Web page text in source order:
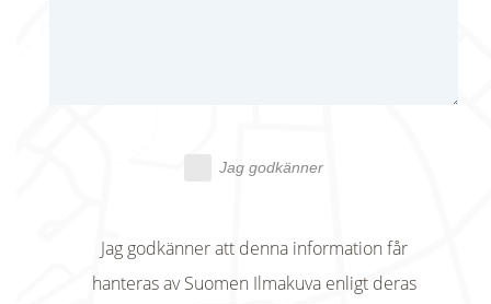
Jag godkänner
Jag godkänner att denna information får
hanteras av Suomen Ilmakuva enligt deras